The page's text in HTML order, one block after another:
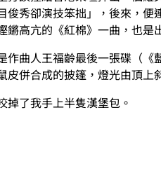
秀卻演技笨拙」，後來，
高亢的《紅棉》一曲，也是
曲人王福齡最後一張碟（
併合成的披篷，燈光由頂上
了我手上半隻漢堡包。